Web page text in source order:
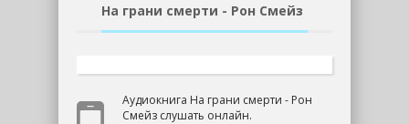
На грани смерти - Рон Смейз
Аудиокнига На грани смерти - Рон
Смейз слушать онлайн.